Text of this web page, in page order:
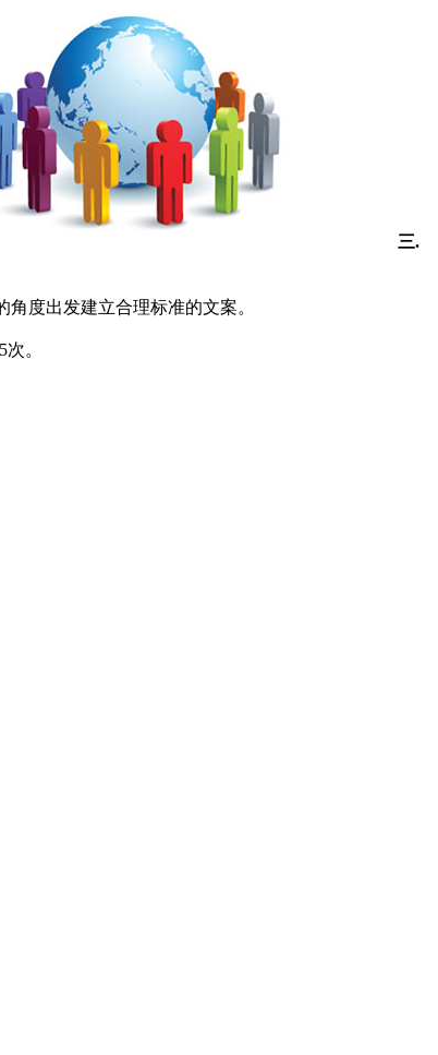
三.
度出发建立合理标准的文案。
。